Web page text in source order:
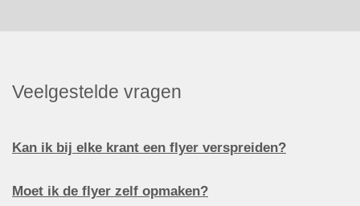
Veelgestelde vragen
Kan ik bij elke krant een flyer verspreiden?
Moet ik de flyer zelf opmaken?